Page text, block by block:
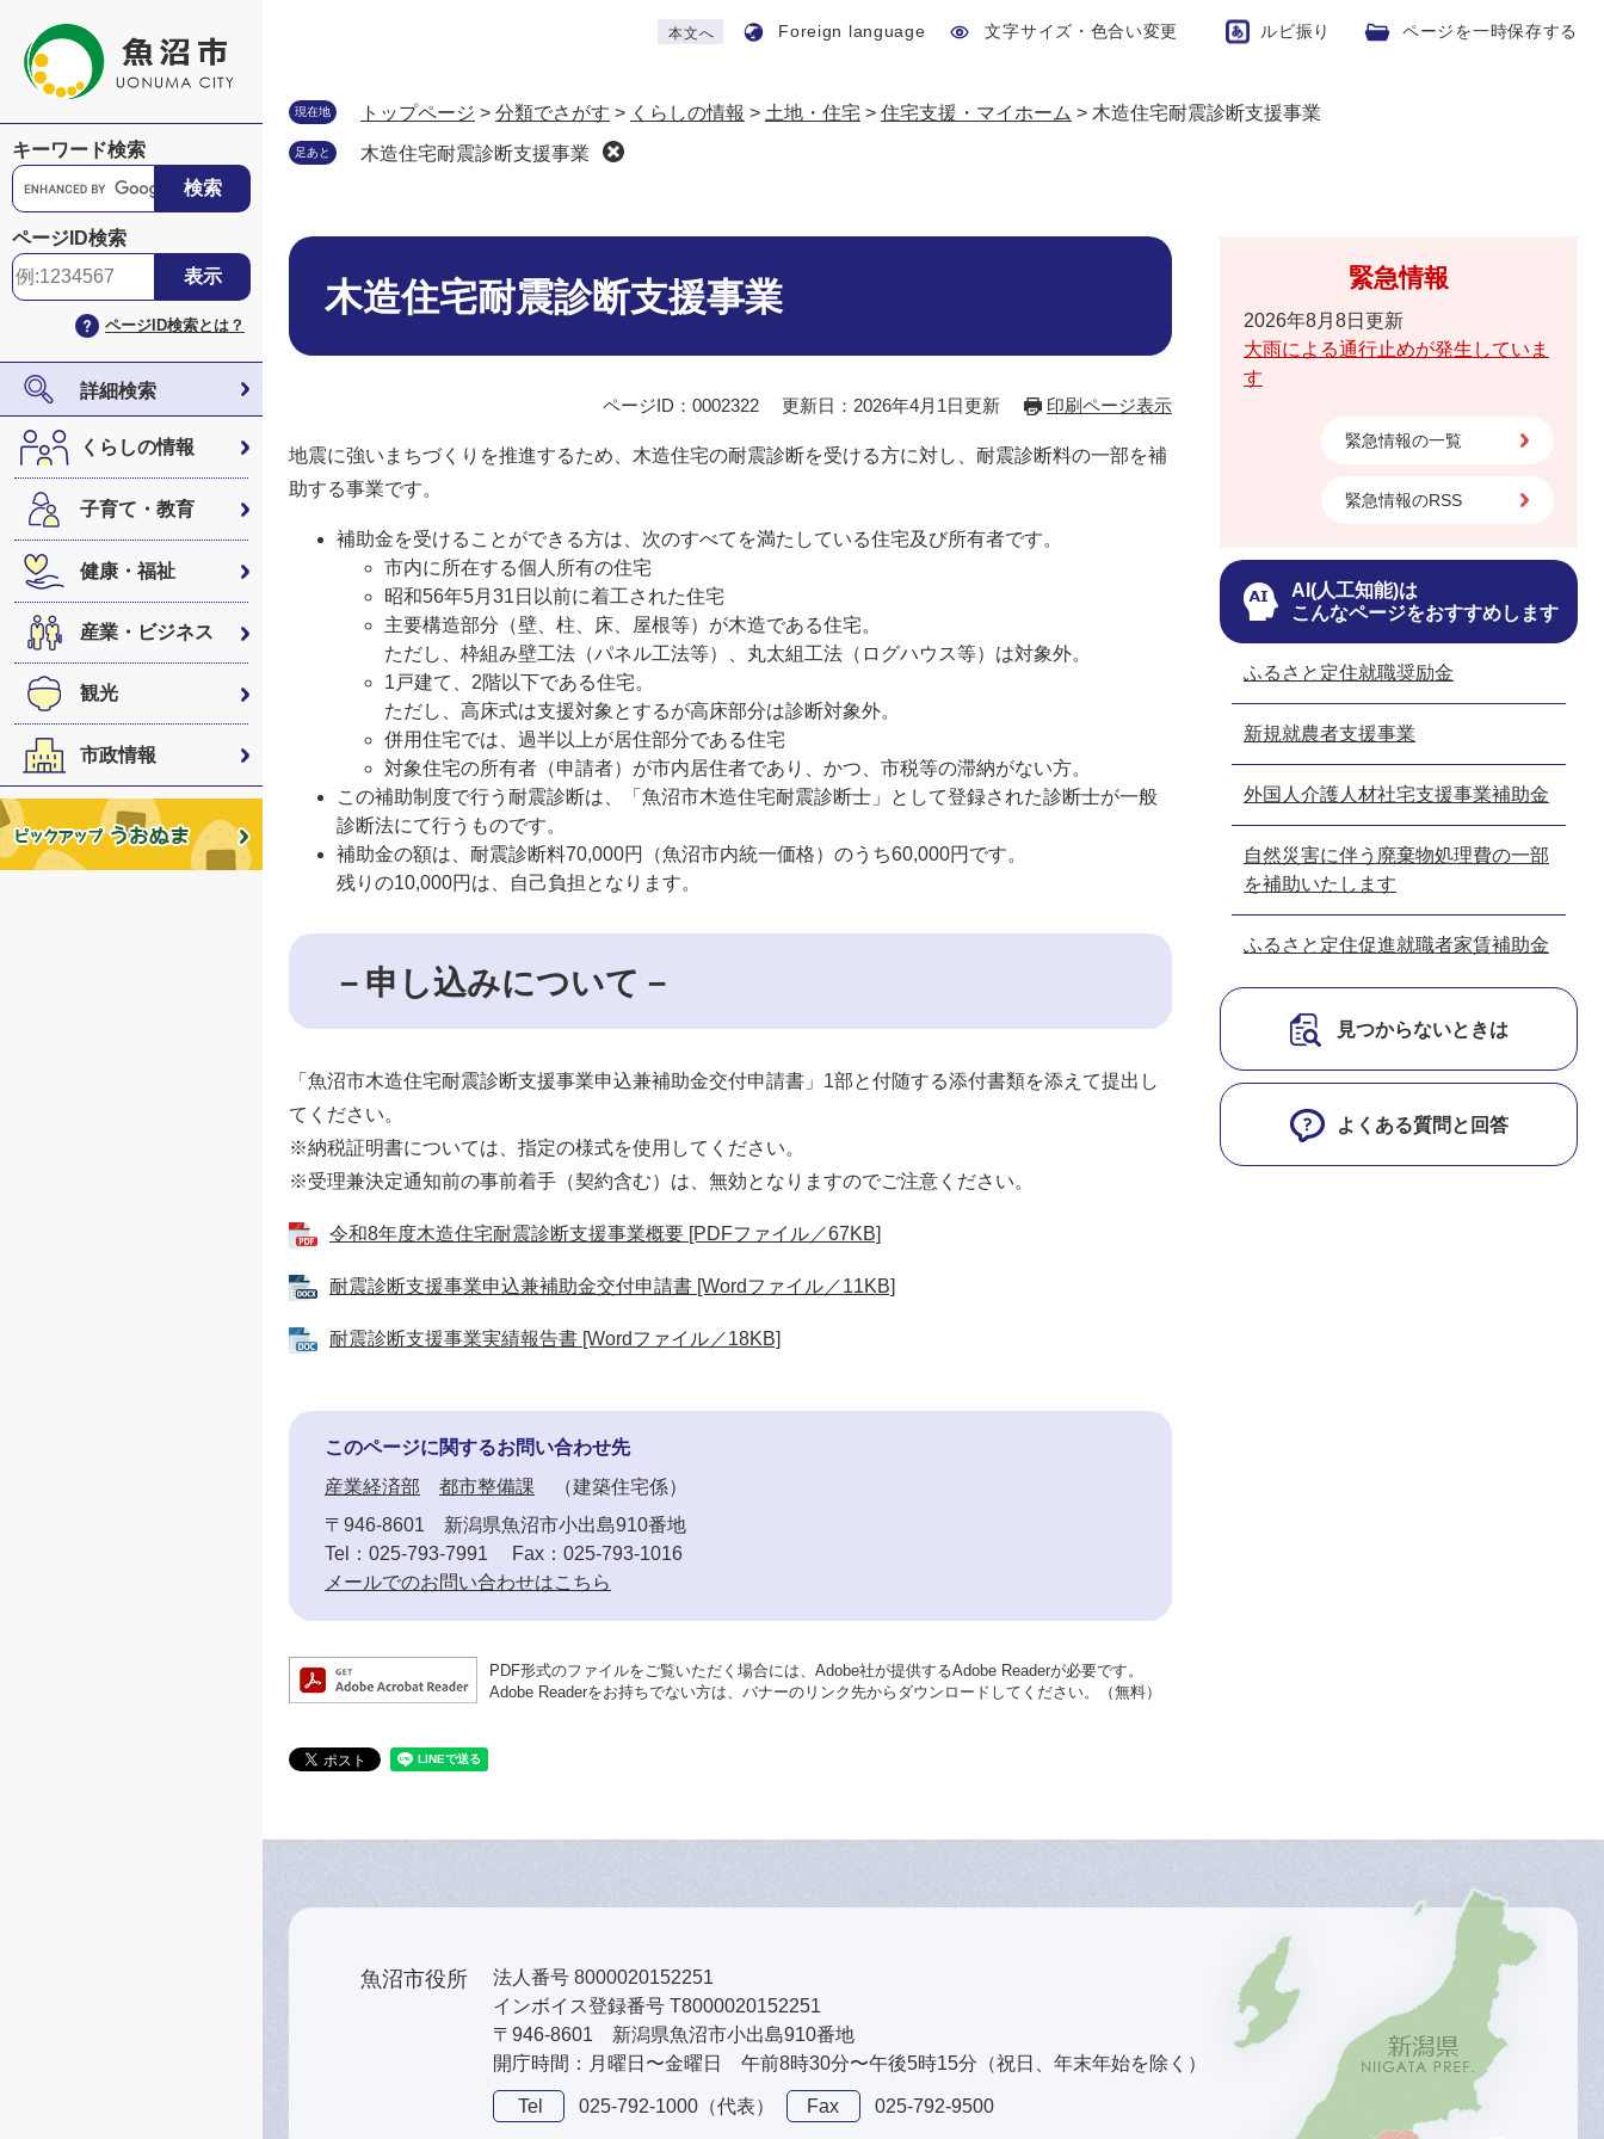
本文へ Foreign language 文字サイズ・色合い変更 ルビ振り ページを一時保存する
キーワード検索
G
o
o
g
ス
タ
ム
検
索
ページID検索
ページID検索とは？
詳細検索
くらしの情報
子育て・教育
健康・福祉
産業・ビジネス
観光
市政情報
現在地 トップページ > 分類でさがす > くらしの情報 > 土地・住宅 > 住宅支援・マイホーム > 木造住宅耐震診断支援事業
足あと 木造住宅耐震診断支援事業
本
木造住宅耐震診断支援事業
ページID：0002322 更新日：2026年4月1日更新 印刷ページ表示
地震に強いまちづくりを推進するため、木造住宅の耐震診断を受ける方に対し、耐震診断料の一部を補
助する事業です。
補助金を受けることができる方は、次のすべてを満たしている住宅及び所有者です。
市内に所在する個人所有の住宅
昭和56年5月31日以前に着工された住宅
主要構造部分（壁、柱、床、屋根等）が木造である住宅。
ただし、枠組み壁工法（パネル工法等）、丸太組工法（ログハウス等）は対象外。
1戸建て、2階以下である住宅。
ただし、高床式は支援対象とするが高床部分は診断対象外。
併用住宅では、過半以上が居住部分である住宅
対象住宅の所有者（申請者）が市内居住者であり、かつ、市税等の滞納がない方。
この補助制度で行う耐震診断は、「魚沼市木造住宅耐震診断士」として登録された診断士が一般
診断法にて行うものです。
補助金の額は、耐震診断料70,000円（魚沼市内統一価格）のうち60,000円です。
残りの10,000円は、自己負担となります。
－申し込みについて－
「魚沼市木造住宅耐震診断支援事業申込兼補助金交付申請書」1部と付随する添付書類を添えて提出し
てください。
※納税証明書については、指定の様式を使用してください。
※受理兼決定通知前の事前着手（契約含む）は、無効となりますのでご注意ください。
令和8年度木造住宅耐震診断支援事業概要 [PDFファイル／67KB]
耐震診断支援事業申込兼補助金交付申請書 [Wordファイル／11KB]
耐震診断支援事業実績報告書 [Wordファイル／18KB]
このページに関するお問い合わせ先
産業経済部
都市整備課
建築住宅係
〒946-8601
新潟県魚沼市小出島910番地
Tel：025-793-7991
Fax：025-793-1016
メールでのお問い合わせはこちら
PDF形式のファイルをご覧いただく場合には、Adobe社が提供するAdobe Readerが必要です。
Adobe Readerをお持ちでない方は、バナーのリンク先からダウンロードしてください。（無料）
緊急情報
2026年8月8日更新
大雨による通行止めが発生していま
す
緊急情報の一覧
緊急情報のRSS
AI(人工知能)は
こんなページをおすすめします
ふるさと定住就職奨励金
新規就農者支援事業
外国人介護人材社宅支援事業補助金
自然災害に伴う廃棄物処理費の一部
を補助いたします
ふるさと定住促進就職者家賃補助金
見つからないときは
よくある質問と回答
魚沼市役所
法人番号 8000020152251
インボイス登録番号 T8000020152251
〒946-8601 新潟県魚沼市小出島910番地
開庁時間：月曜日〜金曜日 午前8時30分〜午後5時15分（祝日、年末年始を除く）
Tel 025-792-1000（代表） Fax 025-792-9500